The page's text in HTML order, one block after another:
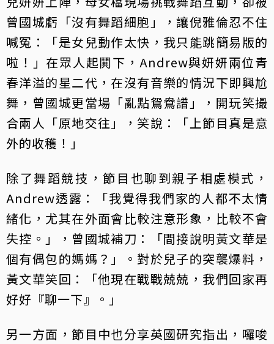
曾國城虧「沒有舞蹈細胞」，讓倪雅倫忍不住
喊冤：「是女兒動作太快，我只能跳簡易版的
啦！」在眾人起鬨下，Andrew與妍妍兩位青
春洋溢的星二代，在沒有音樂的情況下即興尬
舞，曾國城更當場「亂點鴛鴦譜」，開玩笑撮
合兩人「原地交往」，笑說：「上節目真是意
外的收穫！」
除了舞蹈競技，節目也聊到親子相處模式，
Andrew透露：「我覺得我們家的人都不太情
緒化，尤其在外面會比較注意形象，比較不會
失控。」，曾國城補刀：「間接說明黃文華是
個有偶包的媽媽？」。對於兒子的突襲爆料，
黃文華笑回：「他現在戰戰兢兢，我們回家再
好好『聊一下』。」
另一方面，節目中也分享英國研究指出，囉唆